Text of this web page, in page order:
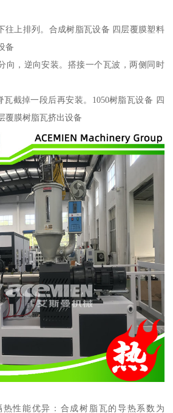
往上排列。合成树脂瓦设备 四层覆膜塑料
备
向，逆向安装。搭接一个瓦波，两侧同时
截掉一段后再安装。1050树脂瓦设备 四
覆膜树脂瓦挤出设备
热性能优异：合成树脂瓦的导热系数为